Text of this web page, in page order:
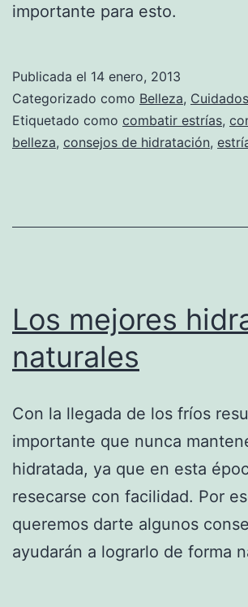
importante para esto.
Publicada el 14 enero, 2013
Categorizado como Belleza, Cuidados
Etiquetado como combatir estrías,
belleza, consejos de hidratación,
Los mejores
naturales
Con la llegada de los fríos
importante que nunca
hidratada, ya que en esta
resecarse con facilidad. Por
queremos darte algunos
ayudarán a lograrlo de forma